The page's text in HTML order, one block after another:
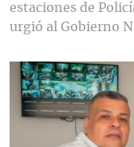
estaciones de
urgió al Gobierno
Contenido multimedia